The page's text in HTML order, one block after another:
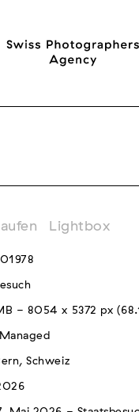
Lightbox
- 8054 x 5372 px
Schweiz